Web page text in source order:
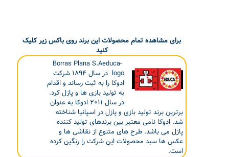
برای مشاهده تمام محصولات این برند روی باکس زیر کلیک
کنید
Borras Plana S.Aeduca-
logo در سال ۱۸۹۴ شرکت
ادوکا را به ثبت رساند و اقدام
به تولید بازی ها و پازل کرد.
در سال ۲۰۱۱ ادوکا به عنوان
برترین برند تولید بازی و پازل در اسپانیا شناخته
شد. ادوکا نامی معتبر بین برندهای تولید کننده
پازل می باشد. طرح های متنوع از نقاشی ها و
عکس ها سبد محصولات این شرکت را رنگین کرده
است.